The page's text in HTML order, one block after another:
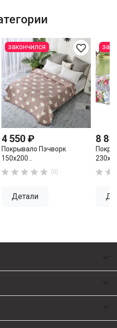
favorite_border
4 550 ₽
Покрывало Пэчворк
150х200...
     (0)
Детали
закончился
8
 